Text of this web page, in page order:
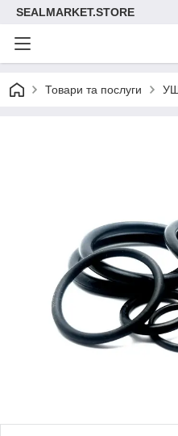
SEALMARKET.STORE
Товари та послуги